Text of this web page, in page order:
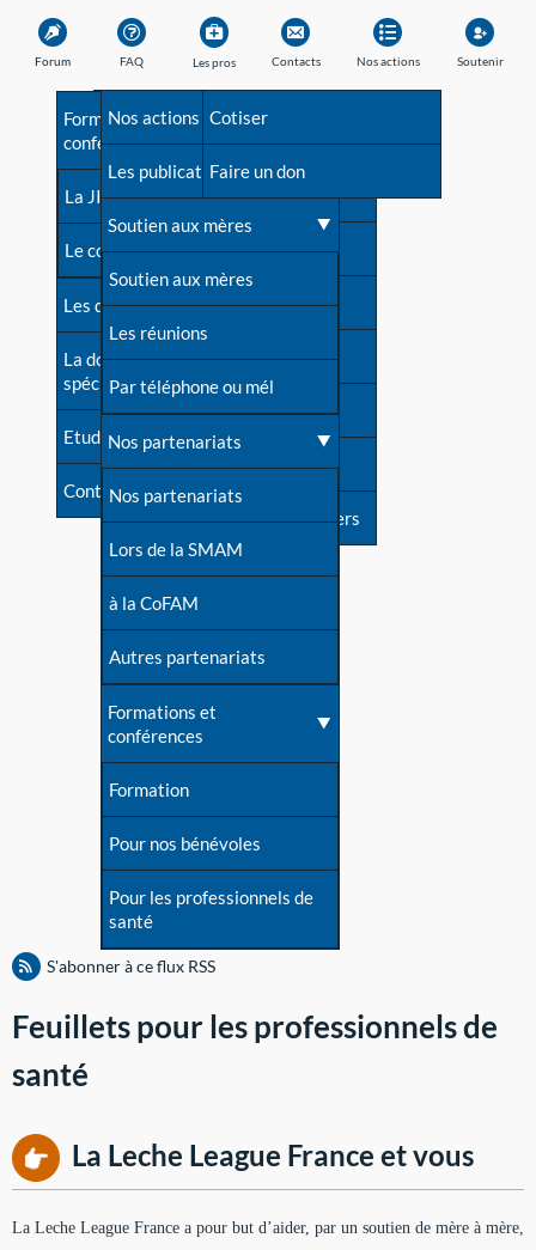
Forum FAQ
Avant la naissance
Les débuts
Une difficulté d'allaitement ?
Cas particuliers
Mythes et vérités
Devenir animatrice ?
Une question sur le site
Les pros
Formations et
conférences
La JIA
Le congrès
Les dossiers de l'allaitement
La documentation
spécialisée
Etudes récentes
Contact
Contacts
Besoin d'aide?
Répertoire de tous les
contacts
Contact presse
Dossier de presse
Soutenir LLL
Livre d'or
Forum
S'inscrire à nos newsletters
Nos actions
Nos actions
Les publications
Soutien aux mères
Soutien aux mères
Les réunions
Par téléphone ou mél
Nos partenariats
Nos partenariats
Lors de la SMAM
à la CoFAM
Autres partenariats
Formations et
conférences
Formation
Pour nos bénévoles
Pour les professionnels de
santé
Soutenir
Cotiser
Faire un don
S'abonner à ce flux RSS
Feuillets pour les professionnels de
santé
La Leche League France et vous
La Leche League France a pour but d’aider, par un soutien de mère à mère,